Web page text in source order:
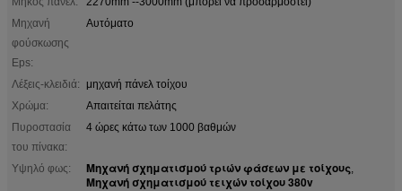
Μηχανή
φούσκωσης
Eps:
Αυτόματο
Λέξεις-κλειδιά:
μηχανή πάνελ τοίχου
Χρώμα:
Απαιτείται πελάτης
Πυροστασία
του πίνακα:
4 ώρες κάτω των 1000 βαθμών
Υψηλό φως: Μηχανή σχηματισμού τριών φάσεων με τοίχους,
Μηχανή σχηματισμού τειχών τοίχου 380v